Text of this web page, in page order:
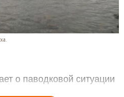
о паводковой ситуации